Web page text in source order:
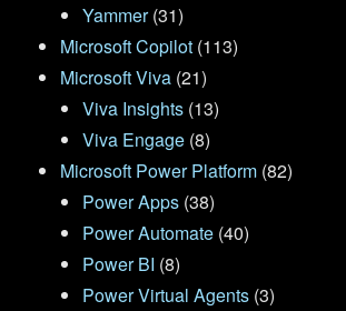
Yammer(31)
Microsoft Copilot (113)
Microsoft Viva (21)
Viva Insights (13)
Viva Engage (8)
Microsoft Power Platform (82)
Power Apps (38)
Power Automate (40)
Power BI (8)
Power Virtual Agents (3)